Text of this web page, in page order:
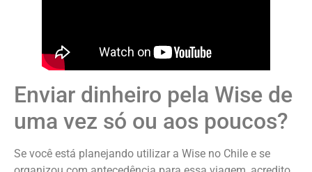
Enviar dinheiro pela Wise de
uma vez só ou aos poucos?
Se você está planejando utilizar a Wise no Chile e se